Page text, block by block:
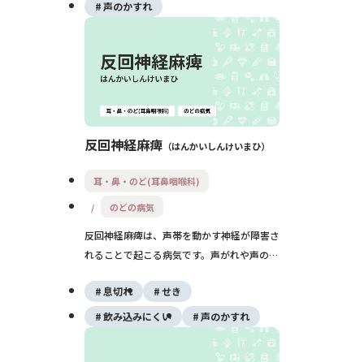
すこともあるため、受傷後の変化には早めの
受診が大切です。
声のかすれ
反回神経麻痺 はんかいしんけいまひ
耳・鼻・のど(耳鼻咽喉科)
のどの病気
反回神経麻痺は、声帯を動かす神経が障害さ
れることで起こる病気です。声がれや声の出
れます。手術やがんが原因のこともあるた
め、声のかすれが2週間以上続くときは耳鼻
咽喉科を受診しましょう。
息切れ
せき
飲み込みにくい
声のかすれ